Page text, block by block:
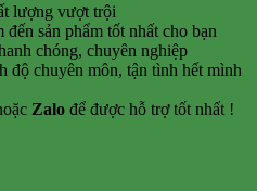
lượng vượt trội
sản phẩm tốt nhất cho bạn
chóng, chuyên nghiệp
độ chuyên môn, tận tình hết mình
Zalo để được hỗ trợ tốt nhất !